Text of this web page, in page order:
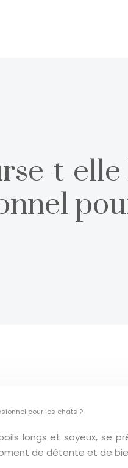
t-
pour les chats ?
longs et soyeux, se
de détente et de